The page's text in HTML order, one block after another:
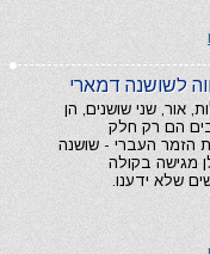
לשושנה דמארי
אור, שני שושנים, הן
הם רק חלק
הזמר העברי - שושנה
מגישה בקולה
שלא ידענו.